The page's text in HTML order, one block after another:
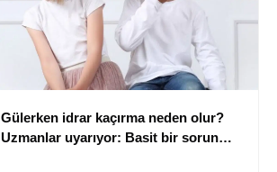
Gülerken idrar kaçırma neden olur?
Uzmanlar uyarıyor: Basit bir sorun